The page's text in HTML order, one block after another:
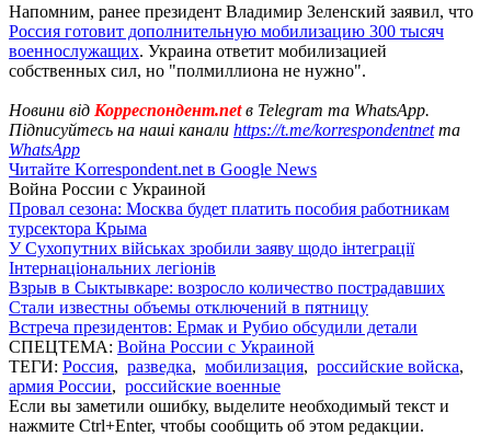
Напомним, ранее президент Владимир Зеленский заявил, что
Россия готовит дополнительную мобилизацию 300 тысяч
военнослужащих. Украина ответит мобилизацией
собственных сил, но "полмиллиона не нужно".
Новини від Корреспондент.netв Telegram та WhatsApp.
Підписуйтесь на наші канали https://t.me/korrespondentnetта
WhatsApp
Читайте Korrespondent.net в Google News
Война России с Украиной
Провал сезона: Москва будет платить пособия работникам
турсектора Крыма
У Сухопутних військах зробили заяву щодо інтеграції
Інтернаціональних легіонів
Взрыв в Сыктывкаре: возросло количество пострадавших
Стали известны объемы отключений в пятницу
Встреча президентов: Ермак и Рубио обсудили детали
СПЕЦТЕМА: Война России с Украиной
ТЕГИ: Россия, разведка, мобилизация, российские войска,
армия России, российские военные
Если вы заметили ошибку, выделите необходимый текст и
нажмите Ctrl+Enter, чтобы сообщить об этом редакции.